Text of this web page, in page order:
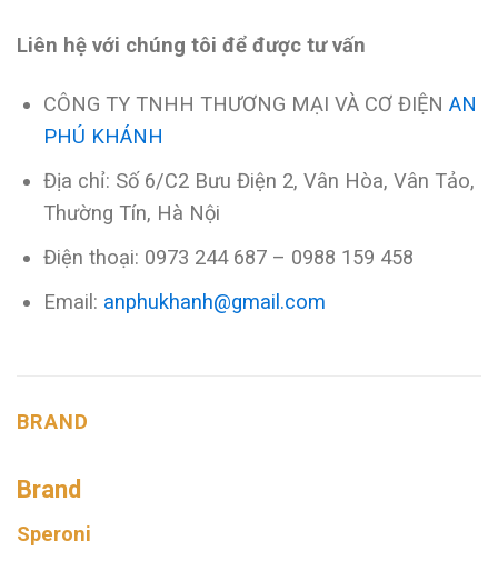
Liên hệ với chúng tôi để được tư vấn
CÔNG TY TNHH THƯƠNG MẠI VÀ CƠ ĐIỆN AN
PHÚ KHÁNH
Địa chỉ: Số 6/C2 Bưu Điện 2, Vân Hòa, Vân Tảo,
Thường Tín, Hà Nội
Điện thoại: 0973 244 687 – 0988 159 458
Email: anphukhanh@gmail.com
BRAND
Brand
Speroni